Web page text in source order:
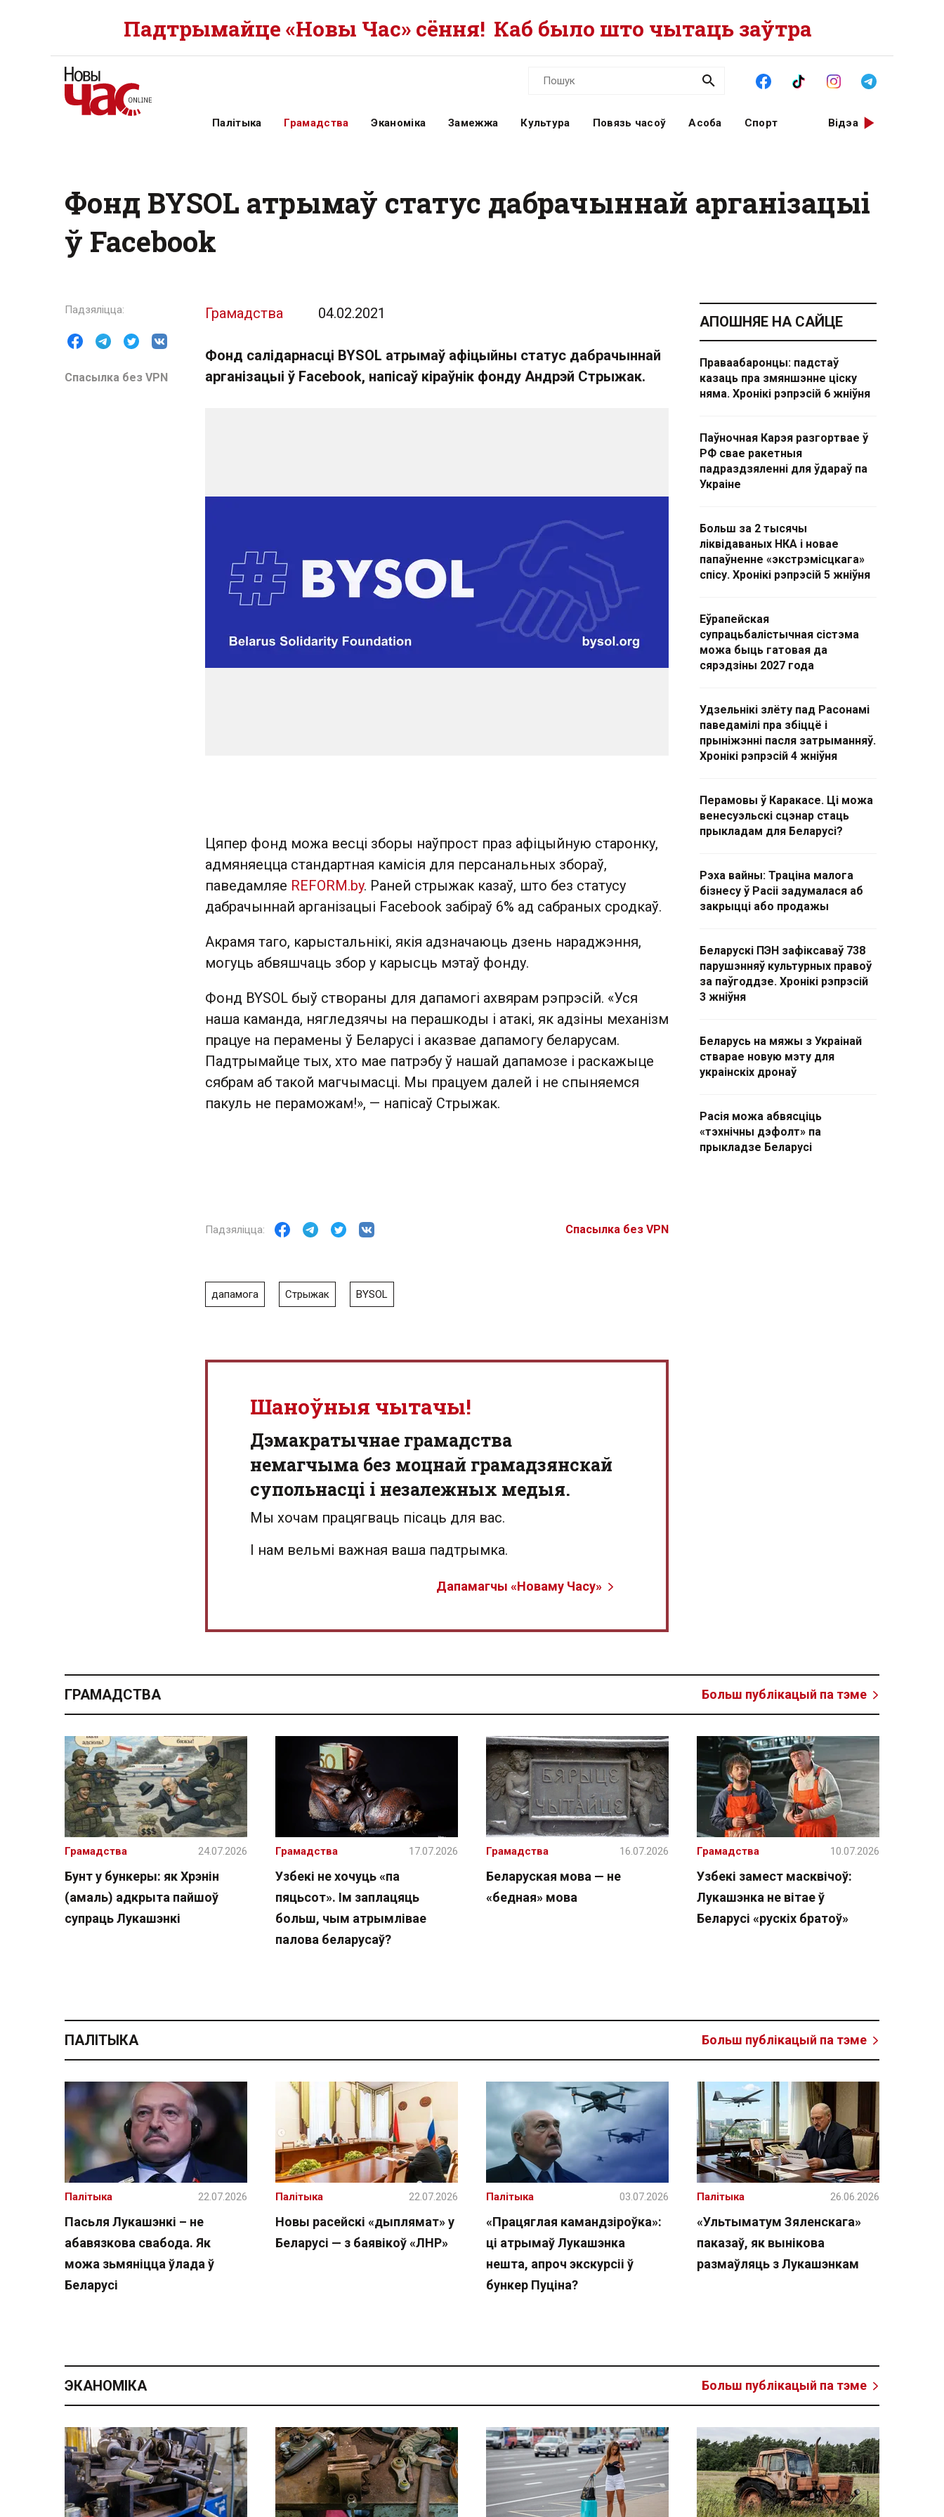
Падтрымайце «Новы Час» сёння! Каб было што чытаць заўтра
Палітыка Грамадства Эканоміка Замежжа Культура Повязь часоў Асоба Спорт Відэа
Фонд BYSOL атрымаў статус дабрачыннай арганізацыі
ў Facebook
Спасылка без VPN
Грамадства 04.02.2021
Фонд салідарнасці BYSOL атрымаў афіцыйны статус дабрачыннай
арганізацыі ў Facebook, напісаў кіраўнік фонду Андрэй Стрыжак.
Цяпер фонд можа весці зборы наўпрост праз афіцыйную старонку,
адмяняецца стандартная камісія для персанальных збораў,
паведамляе REFORM.by. Раней стрыжак казаў, што без статусу
дабрачыннай арганізацыі Facebook забіраў 6% ад сабраных сродкаў.
Акрамя таго, карыстальнікі, якія адзначаюць дзень нараджэння,
могуць абвяшчаць збор у карысць мэтаў фонду.
Фонд BYSOL быў створаны для дапамогі ахвярам рэпрэсій. «Уся
наша каманда, нягледзячы на перашкоды і атакі, як адзіны механізм
працуе на перамены ў Беларусі і аказвае дапамогу беларусам.
Падтрымайце тых, хто мае патрэбу ў нашай дапамозе і раскажыце
сябрам аб такой магчымасці. Мы працуем далей і не спыняемся
пакуль не пераможам!», — напісаў Стрыжак.
Спасылка без VPN
дапамога Стрыжак BYSOL
Шаноўныя чытачы!
Дэмакратычнае грамадства
немагчыма без моцнай грамадзянскай
супольнасці і незалежных медыя.
Мы хочам працягваць пісаць для вас.
І нам вельмі важная ваша падтрымка.
Дапамагчы «Новаму Часу»
АПОШНЯЕ НА САЙЦЕ
Праваабаронцы: падстаў
казаць пра змяншэнне ціску
няма. Хронікі рэпрэсій 6 жніўня
Паўночная Карэя разгортвае ў
РФ свае ракетныя
падраздзяленні для ўдараў па
Украіне
Больш за 2 тысячы
ліквідаваных НКА і новае
папаўненне «экстрэмісцкага»
спісу. Хронікі рэпрэсій 5 жніўня
Еўрапейская
супрацьбалістычная сістэма
можа быць гатовая да
сярэдзіны 2027 года
Удзельнікі злёту пад Расонамі
паведамілі пра збіццё і
прыніжэнні пасля затрыманняў.
Хронікі рэпрэсій 4 жніўня
Перамовы ў Каракасе. Ці можа
венесуэльскі сцэнар стаць
прыкладам для Беларусі?
Рэха вайны: Траціна малога
бізнесу ў Расіі задумалася аб
закрыцці або продажы
Беларускі ПЭН зафіксаваў 738
парушэнняў культурных правоў
за паўгоддзе. Хронікі рэпрэсій
3 жніўня
Беларусь на мяжы з Украінай
стварае новую мэту для
украінскіх дронаў
Расія можа абвясціць
«тэхнічны дэфолт» па
прыкладзе Беларусі
ГРАМАДСТВА Больш публікацый па тэме
Бунт у бункеры: як Хрэнін
(амаль) адкрыта пайшоў
супраць Лукашэнкі
Грамадства 24.07.2026
Узбекі не хочуць «па
пяцьсот». Ім заплацяць
больш, чым атрымлівае
палова беларусаў?
Грамадства 17.07.2026
Беларуская мова — не
«бедная» мова
Грамадства 16.07.2026
Узбекі замест масквічоў:
Лукашэнка не вітае ў
Беларусі «рускіх братоў»
Грамадства 10.07.2026
ПАЛІТЫКА Больш публікацый па тэме
Пасьля Лукашэнкі – не
абавязкова свабода. Як
можа зьмяніцца ўлада ў
Беларусі
Палітыка 22.07.2026
Новы расейскі «дыплямат» у
Беларусі — з баявікоў «ЛНР»
Палітыка 22.07.2026
«Працяглая камандзіроўка»:
ці атрымаў Лукашэнка
нешта, апроч экскурсіі ў
бункер Пуціна?
Палітыка 03.07.2026
«Ультыматум Зяленскага»
паказаў, як вынікова
размаўляць з Лукашэнкам
Палітыка 26.06.2026
ЭКАНОМІКА Больш публікацый па тэме